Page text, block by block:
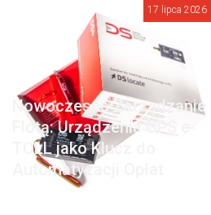
Nowoczesne Zarządzanie
Flotą: Urządzenia GPS e-
TOLL jako Klucz do
Automatyzacji Opłat
17 lipca 2026